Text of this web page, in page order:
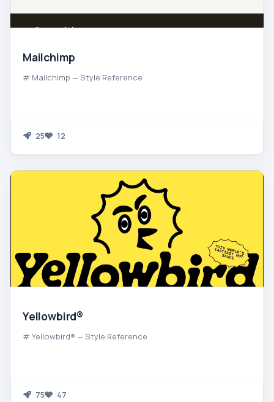
Mailchimp
# Mailchimp — Style Reference
25 12
Yellowbird®
# Yellowbird® — Style Reference
75 47